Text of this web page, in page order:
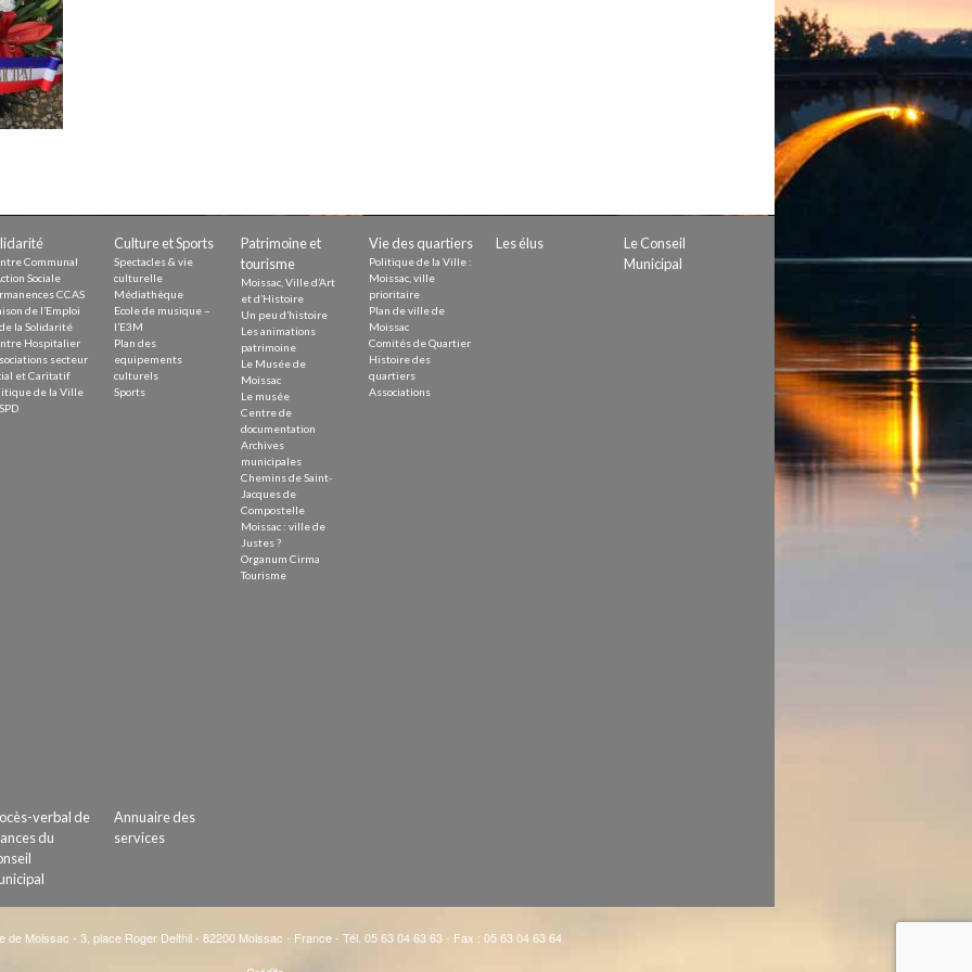
durable
Communal
Sociale
CCAS
de l’Emploi
la Solidarité
Hospitalier
secteur
et Caritatif
de la Ville
Culture et Sports
Spectacles & vie
culturelle
Médiathèque
Ecole de musique –
l’E3M
Plan des
equipements
culturels
Sports
Patrimoine et
tourisme
Moissac, Ville d’Art
et d’Histoire
Un peu d’histoire
Les animations
patrimoine
Le Musée de
Moissac
Le musée
Centre de
documentation
Archives
municipales
Chemins de Saint-
Jacques de
Compostelle
Moissac : ville de
Justes ?
Organum Cirma
Tourisme
Vie des quartiers
Politique de la Ville :
Moissac, ville
prioritaire
Plan de ville de
Moissac
Comités de Quartier
Histoire des
quartiers
Associations
Les élus
Le Conseil
Municipal
verbal de
du
Annuaire des
services
de Moissac - 3, place Roger Delthil - 82200 Moissac - France - Tél. 05 63 04 63 63 - Fax : 05 63 04 63 64